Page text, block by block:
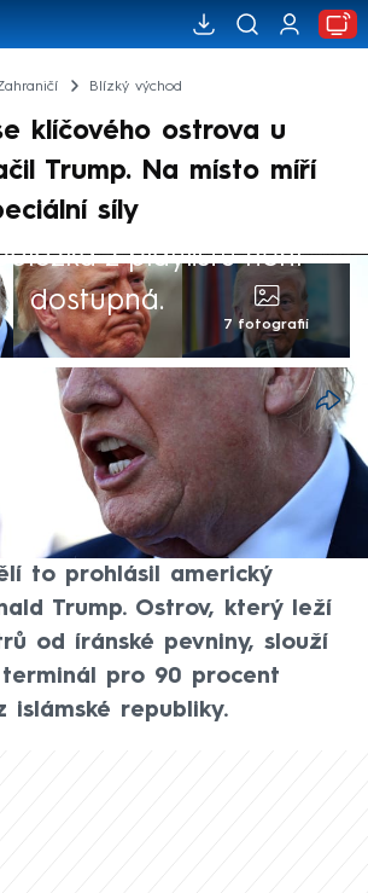
Blízký východ
klíčového ostrova u
Trump. Na místo míří
síly
z playlistu není
dostupná.
7 fotografií
se mohly zmocnit
Charg. V rozhovoru s
Times (FT) zveřejněném v
to prohlásil americký
Trump. Ostrov, který leží
od íránské pevniny, slouží
pro 90 procent
islámské republiky.